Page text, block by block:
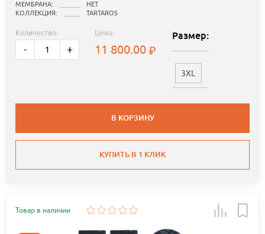
МЕМБРАНА:
НЕТ
КОЛЛЕКЦИЯ:
TARTAROS
Количество:
- +
Цена:
11 800.00
Размер:
3XL
В КОРЗИНУ
КУПИТЬ В 1 КЛИК
Товар в наличии